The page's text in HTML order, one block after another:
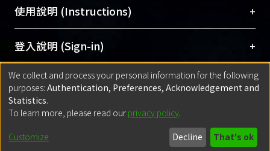
用逐年攀升。同時可加速研究發展、提升研究影響
Archive）平台。 （點選深入了解OA）
含部分內容的版權非匯入者所有，或由第三方贊
助與合作完成，請確認該版權所有者及第三方同
意提供此授權。
Please represent that the submission is your
original work, and that you have the right to
grant the rights to upload.
若欲上傳已出版的全文電子檔，可使用
policy finder
網站查詢，以確認出版單位之版權
政策。
使用說明 (Instructions) +
網站簡介(Quickstart Guide)
使用手冊(Instruction Manual)
線上預約服務(Booking Service)
登入說明 (Sign-in) +
方案一：臺灣大學計算機中心帳號登入
(With C&INC Email Account)
方案二：ORCID帳號登入(With ORCID)
匯入著作 (Submission) +
方案一：定期更新ORCID者，以ID匯入
for identifier (ORCID))
方案二：
(Default mode Submission)
Built withDSpace-CRIS software
- Extension maintained and optimized
We collect and process your personal information for the following
purposes: Authentication, Preferences, Acknowledgement and
Statistics.
To learn more, please read our privacy policy.
Customize Decline That's ok